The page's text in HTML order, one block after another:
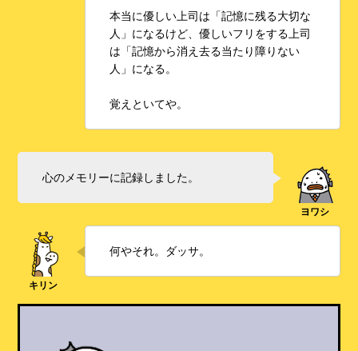
本当に優しい上司は「記憶に残る大切な
人」になるけど、優しいフリをする上司
は「記憶から消え去る当たり障りない
人」になる。
覚えといてや。
心のメモリーに記録しました。
何やそれ。ダッサ。